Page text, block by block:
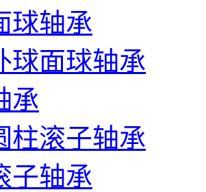
球轴承
球面球轴承
承
柱滚子轴承
子轴承